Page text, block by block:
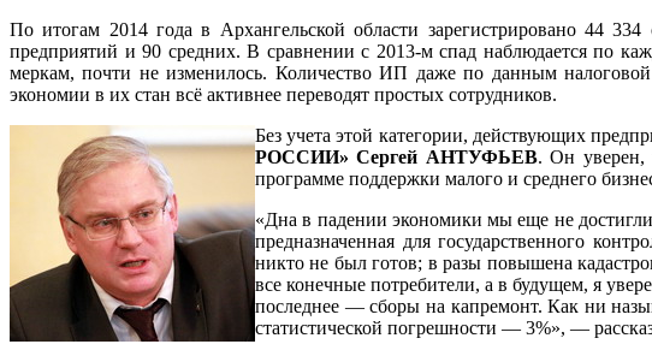
По итогам 2014 года в Архангельской области зарегистрировано 44
предприятий и 90 средних. В сравнении с 2013-м спад наблюдается по
меркам, почти не изменилось. Количество ИП даже по данным
экономии в их стан всё активнее переводят простых сотрудников.
Без учета этой категории, действующих
РОССИИ» Сергей АНТУФЬЕВ. Он уверен,
программе поддержки малого и среднего
«Дна в падении экономики мы еще не
предназначенная для государственного
никто не был готов; в разы повышена
все конечные потребители, а в будущем, я
последнее — сборы на капремонт. Как ни
статистической погрешности — 3%», —